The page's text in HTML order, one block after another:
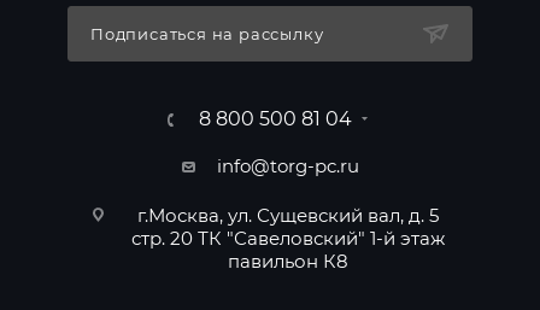
Подписаться на рассылку
8 800 500 81 04
info@torg-pc.ru
г.Москва, ул. Сущевский вал, д. 5
стр. 20 ТК "Савеловский" 1-й этаж
павильон К8